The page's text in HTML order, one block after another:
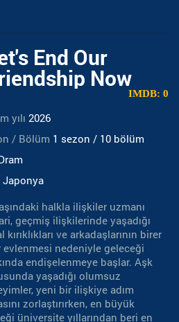
End Our
Now
IMDB: 0
yılı 2026
/ Bölüm 1 sezon / 10 bölüm
Japonya
halkla ilişkiler uzmanı
geçmiş ilişkilerinde yaşadığı
kırıklıkları ve arkadaşlarının birer
evlenmesi nedeniyle geleceği
endişelenmeye başlar. Aşk
yaşadığı olumsuz
yeni bir ilişkiye adım
zorlaştırırken, en büyük
üniversite yıllarından beri en